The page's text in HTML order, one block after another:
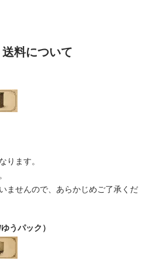
料について
ります。
ませんので、あらかじめご了承くだ
うパック）